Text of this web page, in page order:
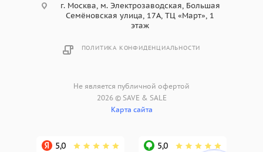
г. Москва, м. Электрозаводская, Большая
Семёновская улица, 17А, ТЦ «Март», 1
этаж
ПОЛИТИКА КОНФИДЕНЦИАЛЬНОСТИ
Не является публичной офертой
2026 © SAVE & SALE
Карта сайта